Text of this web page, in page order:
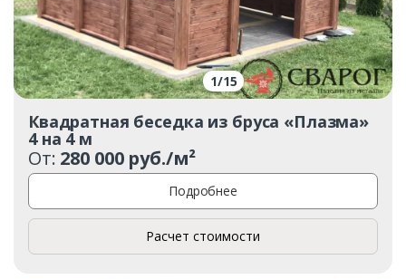
1/15
Квадратная беседка из бруса «Плазма»
4 на 4 м
От: 280 000 руб./м²
Подробнее
Расчет стоимости